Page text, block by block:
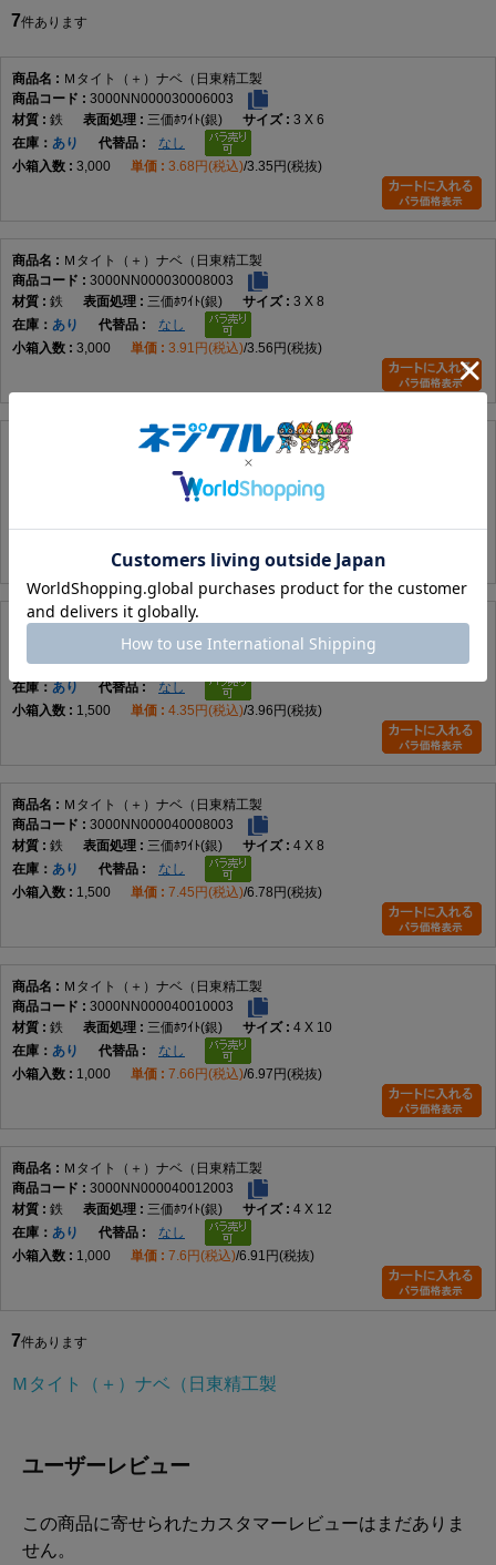
7件あります
Ｍタイト（＋）ナベ（日東精工製
3000NN000030006003
鉄
三価ﾎﾜｲﾄ(銀)
3 X 6
在庫
あり
なし
3,000
3.68円(税込) 3.35円(税抜)
Ｍタイト（＋）ナベ（日東精工製
3000NN000030008003
鉄
三価ﾎﾜｲﾄ(銀)
3 X 8
在庫
あり
なし
3,000
3.91円(税込) 3.56円(税抜)
Ｍタイト（＋）ナベ（日東精工製
三価ﾎﾜｲﾄ(銀)
3 X 10
2,000
4.11円(税込) 3.74円(税抜)
Ｍタイト（＋）ナベ（日東精工製
3000NN000030012003
鉄
三価ﾎﾜｲﾄ(銀)
3 X 12
在庫
あり
なし
1,500
4.35円(税込) 3.96円(税抜)
Ｍタイト（＋）ナベ（日東精工製
3000NN000040008003
鉄
三価ﾎﾜｲﾄ(銀)
4 X 8
在庫
あり
なし
1,500
7.45円(税込) 6.78円(税抜)
Ｍタイト（＋）ナベ（日東精工製
3000NN000040010003
鉄
三価ﾎﾜｲﾄ(銀)
4 X 10
在庫
あり
なし
1,000
7.66円(税込) 6.97円(税抜)
Ｍタイト（＋）ナベ（日東精工製
3000NN000040012003
鉄
三価ﾎﾜｲﾄ(銀)
4 X 12
在庫
あり
なし
1,000
7.6円(税込) 6.91円(税抜)
7件あります
Ｍタイト（＋）ナベ（日東精工製
ユーザーレビュー
この商品に寄せられたカスタマーレビューはまだありま
せん。